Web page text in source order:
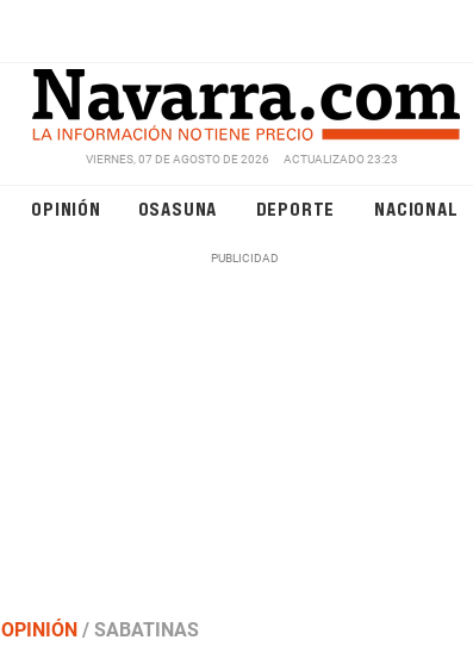
VIERNES, 07 DE AGOSTO DE 2026 ACTUALIZADO 23:23
OPINIÓN OSASUNA DEPORTE NACIONAL
OPINIÓN/SABATINAS